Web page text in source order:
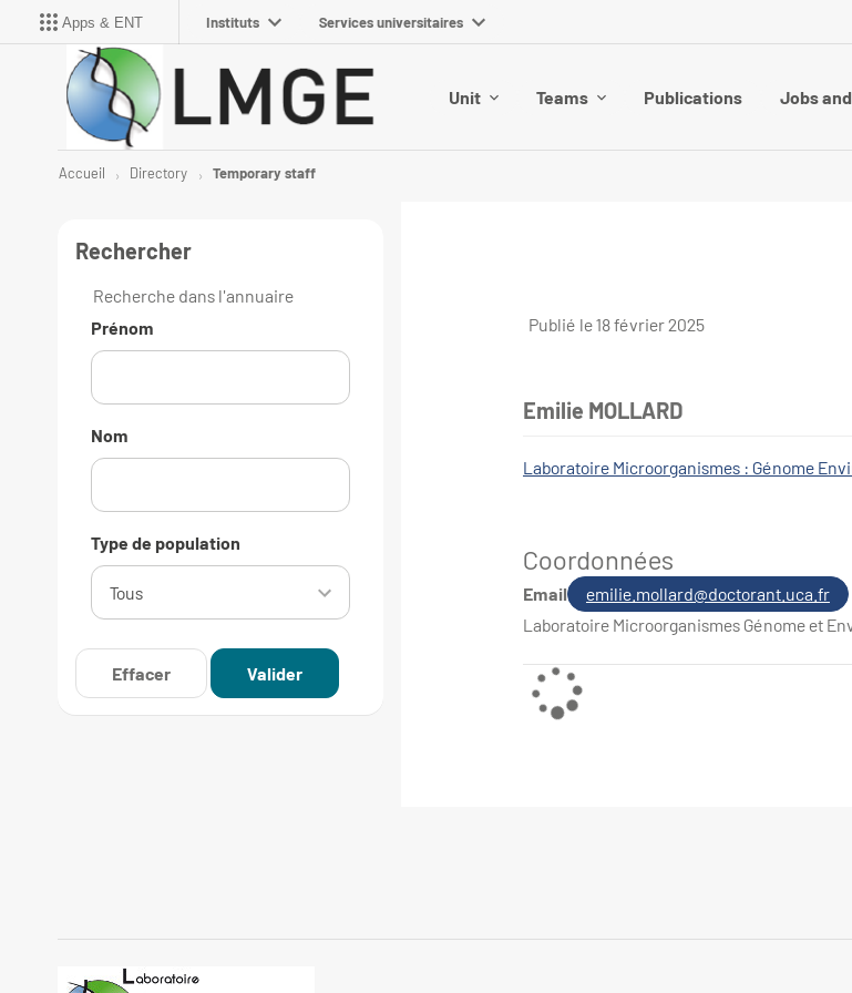
Apps & ENT Instituts Services universitaires
Unit Teams Publications Jobs
Accueil Directory Temporary staff
Publié le 18 février 2025
Emilie MOLLARD
Laboratoire Microorganismes : Génome
Coordonnées
Email
emilie.mollard@doctorant.uca.fr
Laboratoire Microorganismes Génome et
Rechercher
Recherche dans l'annuaire
Prénom
Nom
Type de population